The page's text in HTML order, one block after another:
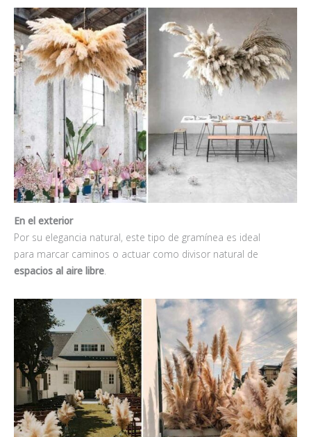
En el exterior
Por su elegancia natural, este tipo de gramínea es ideal
para marcar caminos o actuar como divisor natural de
espacios al aire libre